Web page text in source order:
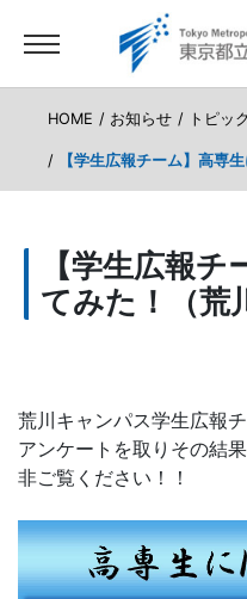
HOME お知らせ トピッ
【学生広報チーム】高専
【学生広報
てみた！（荒
荒川キャンパス学生広報
アンケートを取りその結
非ご覧ください！！